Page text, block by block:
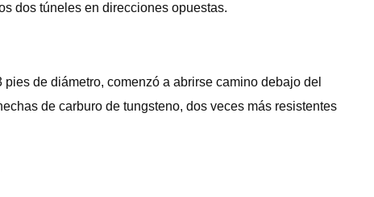
dos túneles en direcciones opuestas.
de diámetro, comenzó a abrirse camino debajo del
de carburo de tungsteno, dos veces más resistentes